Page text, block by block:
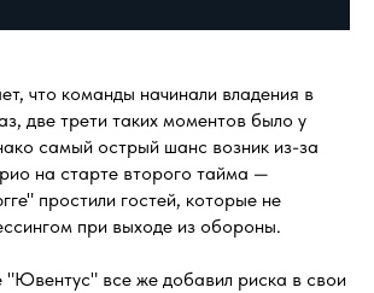
что команды начинали владения в
две трети таких моментов было у
самый острый шанс возник из-за
на старте второго тайма —
простили гостей, которые не
при выходе из обороны.
все же добавил риска в свои